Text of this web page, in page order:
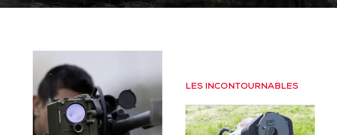
LES INCONTOURNABLES